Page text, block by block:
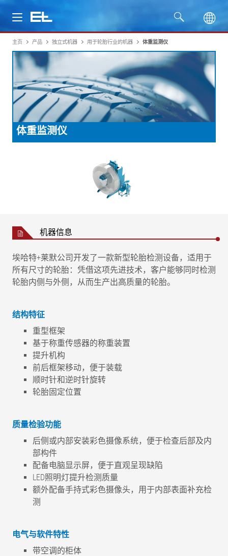
产品
行业
服务
公司
主页 产品 独立式机器 用于轮胎行业的机器 体重监测仪
体重监测仪
机器信息
埃哈特+莱默公司开发了一款新型轮胎检测设备，适用于
所有尺寸的轮胎：凭借这项先进技术，客户能够同时检测
轮胎内侧与外侧，从而生产出高质量的轮胎。
结构特征
重型框架
基于称重传感器的称重装置
提升机构
前后框架移动，便于装载
顺时针和逆时针旋转
轮胎固定位置
质量检验功能
后侧或内部安装彩色摄像系统，便于检查后部及内
部构件
配备电脑显示屏，便于直观呈现缺陷
LED照明灯提升检测质量
额外配备手持式彩色摄像头，用于内部表面补充检
测
电气与软件特性
带空调的柜体